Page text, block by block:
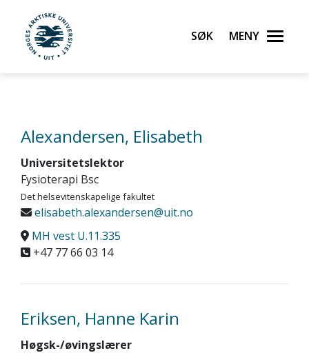
Gå til hovedinnhold
UiT Norges arktiske universitet
Søk Meny
Alexandersen, Elisabeth
Universitetslektor
Fysioterapi Bsc
Det helsevitenskapelige fakultet
elisabeth.alexandersen@uit.no
MH vest U.11.335
+47 77 66 03 14
Eriksen, Hanne Karin
Høgsk-/øvingslærer